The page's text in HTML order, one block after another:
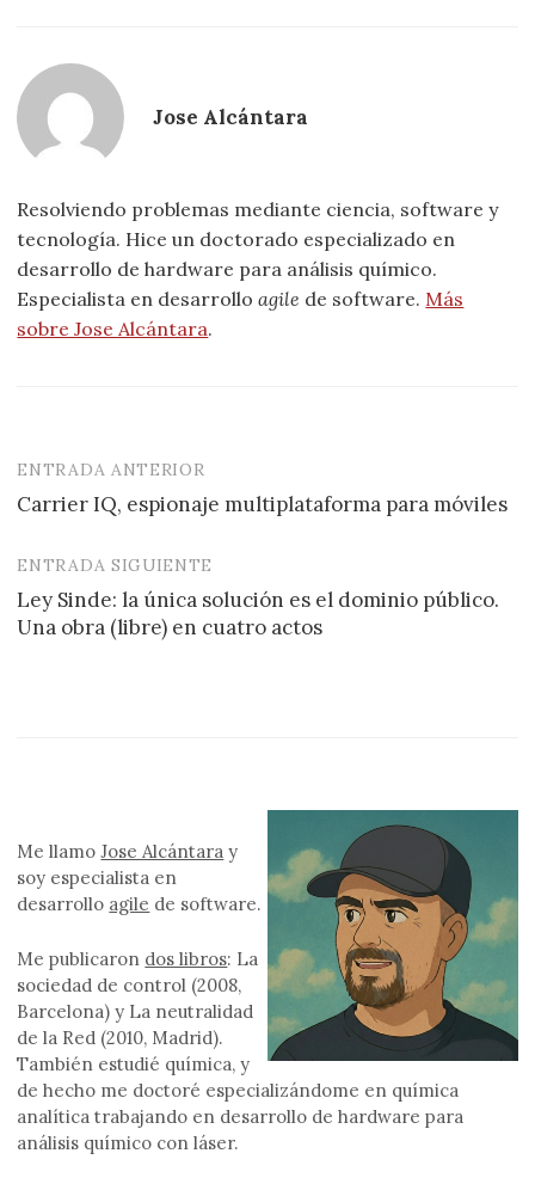
Jose Alcántara
Resolviendo problemas mediante ciencia, software y
tecnología. Hice un doctorado especializado en
desarrollo de hardware para análisis químico.
Especialista en desarrolloagile de software. Más
sobre Jose Alcántara.
Navegación
de
entradas
ENTRADA ANTERIOR
Carrier IQ, espionaje multiplataforma para móviles
ENTRADA SIGUIENTE
Ley Sinde: la única solución es el dominio público.
Una obra (libre) en cuatro actos
Me llamoJose Alcántara y
soy especialista en
desarrollo agile de software.
Me publicaron dos libros: La
sociedad de control (2008,
Barcelona) y La neutralidad
de la Red (2010, Madrid).
También estudié química, y
de hecho me doctoré especializándome en química
analítica trabajando en desarrollo de hardware para
análisis químico con láser.